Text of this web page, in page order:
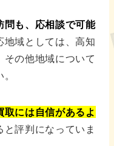
問も、応相談で可能
地域としては、高知
の他地域について
には自信があるよ
評判になっていま